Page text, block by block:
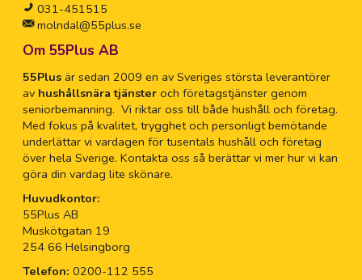
031-451515
molndal@55plus.se
Om 55Plus AB
55Plusär sedan 2009 en av Sveriges största leverantörer
av hushållsnära tjänsteroch företagstjänster genom
seniorbemanning. Vi riktar oss till både hushåll och företag.
Med fokus på kvalitet, trygghet och personligt bemötande
underlättar vi vardagen för tusentals hushåll och företag
över hela Sverige. Kontakta oss så berättar vi mer hur vi kan
göra din vardag lite skönare.
Huvudkontor:
55Plus AB
Muskötgatan 19
254 66 Helsingborg
Telefon: 0200-112 555